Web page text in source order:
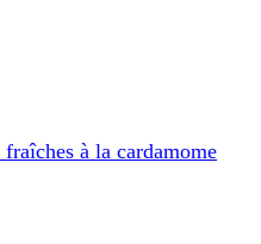
à la cardamome